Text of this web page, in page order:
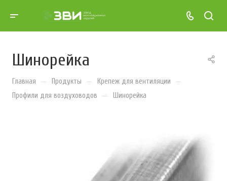
Шинорейка
Главная — Продукты — Крепеж для вентиляции —
Профили для воздуховодов — Шинорейка